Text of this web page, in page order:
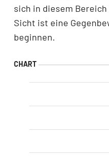
sich in diesem
Sicht ist eine
beginnen.